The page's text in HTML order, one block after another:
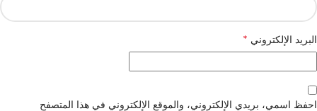
البريد الإلكتروني *
احفظ اسمي، بريدي الإلكتروني، والموقع الإلكتروني في هذا المتصفح